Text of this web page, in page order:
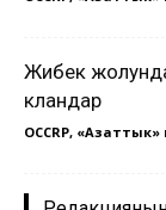
Жибек
кландар
OCCRP,